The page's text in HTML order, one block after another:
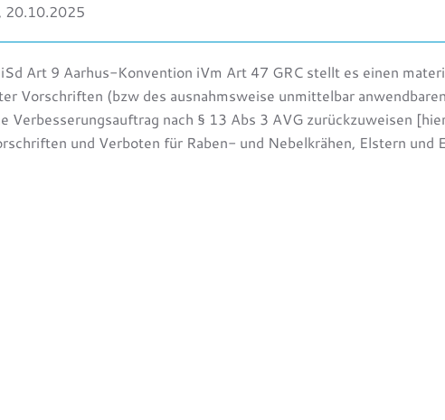
, 20.10.2025
Art 9 Aarhus-Konvention iVm Art 47 GRC stellt es einen
Vorschriften (bzw des ausnahmsweise unmittelbar
Verbesserungsauftrag nach § 13 Abs 3 AVG zurückzuweisen
und Verboten für Raben- und Nebelkrähen, Elstern und